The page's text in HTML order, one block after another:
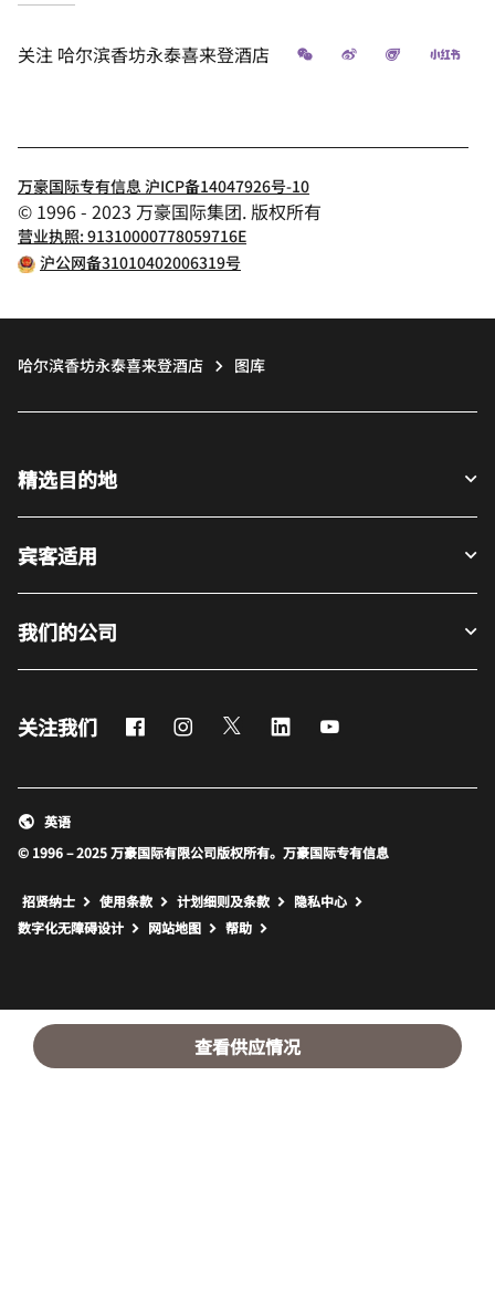
查看供应情况
关注 哈尔滨香坊永泰喜来登酒店 微信 微博 飞猪 小
万豪国际专有信息 沪ICP备14047926号-10
© 1996 - 2023 万豪国际集团. 版权所有
营业执照: 91310000778059716E
沪公网备31010402006319号
哈尔滨香坊永泰喜来登酒店 图库
精选目的地
宾客适用
我们的公司
关注我们 FacebookInstagram
Twitter LinkedIn
© 1996 – 2025 万豪国际有限公司版权所有。万豪国际专有信息
英语
招贤纳士 使用条款 计划细则及条款
隐私中心
数字化无障碍设计
网站地图 打开新窗口
帮助